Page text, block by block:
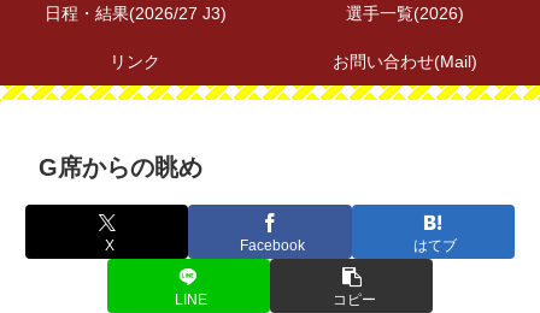
日程・結果(2026/27 J3) 選手一覧(2026)
リンク お問い合わせ(Mail)
G席からの眺め
X Facebook はてブ
LINE コピー